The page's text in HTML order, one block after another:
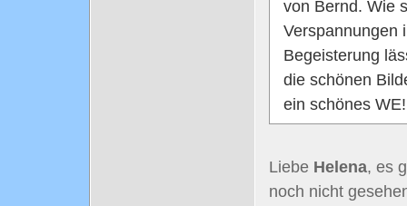
von Bernd. Wie
Verspannungen
Begeisterung
die schönen
ein schönes
Liebe Helena, es
noch nicht